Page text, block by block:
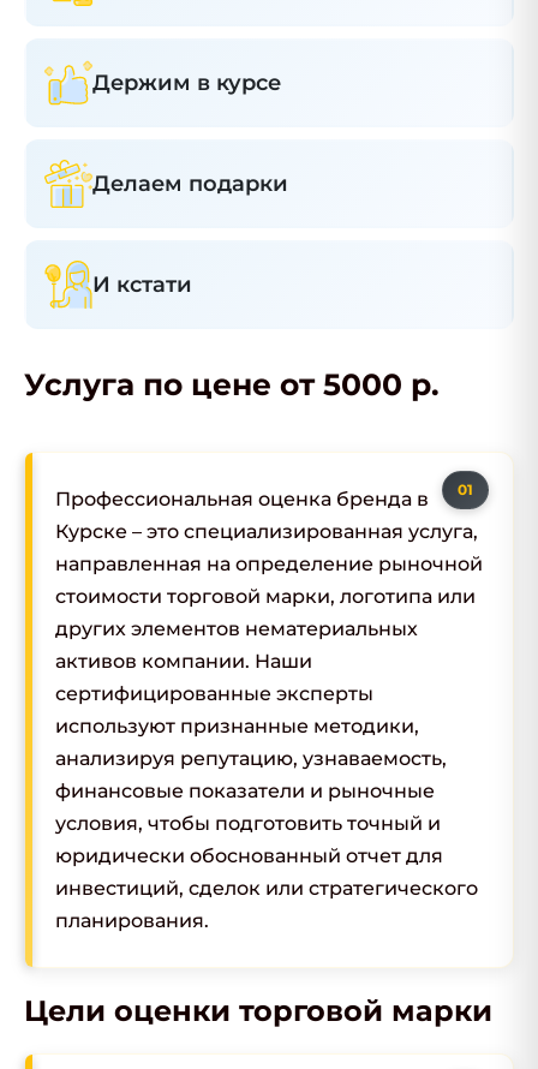
Держим в курсе
Делаем подарки
И кстати
Услуга по цене от 5000 р.
Профессиональная оценка бренда в
Курске – это специализированная услуга,
направленная на определение рыночной
стоимости торговой марки, логотипа или
других элементов нематериальных
активов компании. Наши
сертифицированные эксперты
используют признанные методики,
анализируя репутацию, узнаваемость,
финансовые показатели и рыночные
условия, чтобы подготовить точный и
юридически обоснованный отчет для
инвестиций, сделок или стратегического
планирования.
Цели оценки торговой марки